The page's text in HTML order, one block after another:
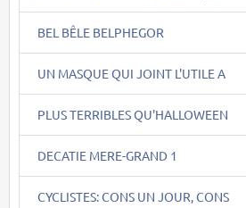
BEL BÊLE BELPHEGOR
UN MASQUE QUI JOINT L'UTILE A
PLUS TERRIBLES QU'HALLOWEEN
DECATIE MERE-GRAND 1
CYCLISTES: CONS UN JOUR, CONS